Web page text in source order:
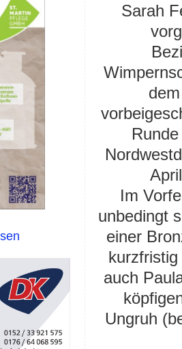
Sarah
Im
unbedingt
einer
auch
Ungruh